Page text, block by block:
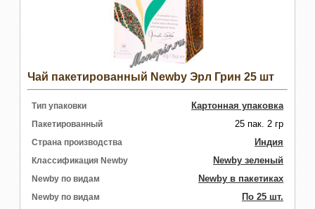
Чай пакетированный Newby Эрл Грин 25 шт
Тип упаковки Картонная упаковка
Пакетированный 25 пак. 2 гр
Страна производства Индия
Классификация Newby Newby зеленый
Newby по видам Newby в пакетиках
Newby по видам По 25 шт.